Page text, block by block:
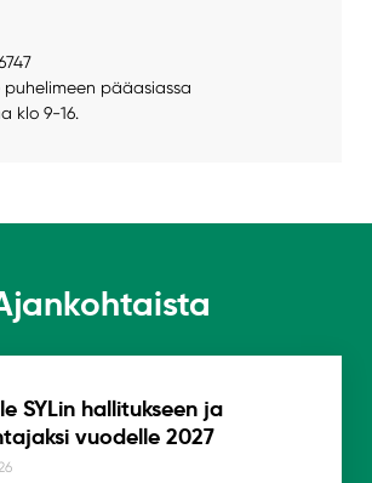
pääasiassa
klo 9-16.
SYLin hallitukseen ja
vuodelle 2027